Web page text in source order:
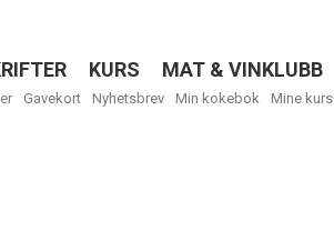
KURS MAT & VINKLUBB
Gavekort Nyhetsbrev Min kokebok Mine kurs